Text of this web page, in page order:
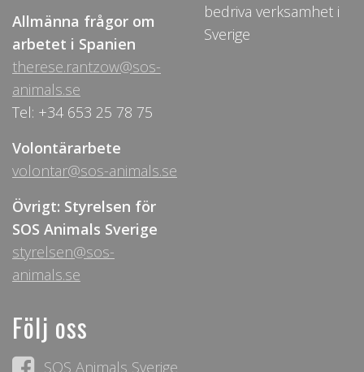
Allmänna frågor om
arbetet i Spanien
therese.rantzow@sos-
animals.se
Tel: +34 653 25 78 75
Volontärarbete
volontar@sos-animals.se
Övrigt: Styrelsen för
SOS Animals Sverige
styrelsen@sos-
animals.se
bedriva verksamhet i
Sverige
Följ oss
SOS Animals Sverige